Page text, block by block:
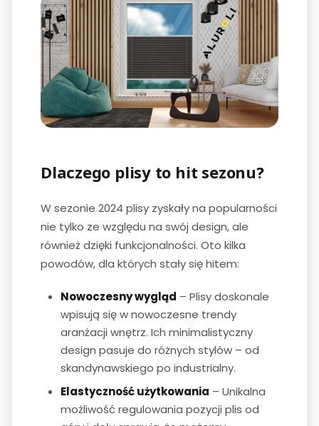
Dlaczego plisy to hit sezonu?
W sezonie 2024 plisy zyskały na popularności
nie tylko ze względu na swój design, ale
również dzięki funkcjonalności. Oto kilka
powodów, dla których stały się hitem:
Nowoczesny wygląd – Plisy doskonale
wpisują się w nowoczesne trendy
aranżacji wnętrz. Ich minimalistyczny
design pasuje do różnych stylów – od
skandynawskiego po industrialny.
Elastyczność użytkowania – Unikalna
możliwość regulowania pozycji plis od